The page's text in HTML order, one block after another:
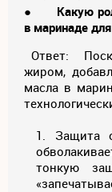
● Какую
в маринаде
Ответ:
жиром,
масла в
Защита
тонкую